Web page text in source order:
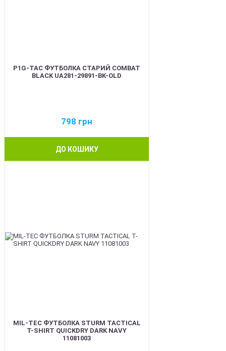
P1G-TAC ФУТБОЛКА СТАРИЙ COMBAT
BLACK UA281-29891-BK-OLD
798 грн
ДО КОШИКУ
MIL-TEC ФУТБОЛКА STURM TACTICAL
T-SHIRT QUICKDRY DARK NAVY
11081003